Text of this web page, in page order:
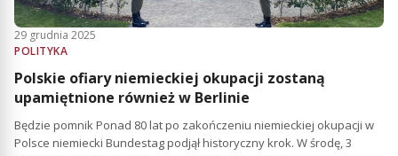
29 grudnia 2025
POLITYKA
Polskie ofiary niemieckiej okupacji zostaną
upamiętnione również w Berlinie
Będzie pomnik Ponad 80 lat po zakończeniu niemieckiej okupacji w
Polsce niemiecki Bundestag podjął historyczny krok. W środę, 3